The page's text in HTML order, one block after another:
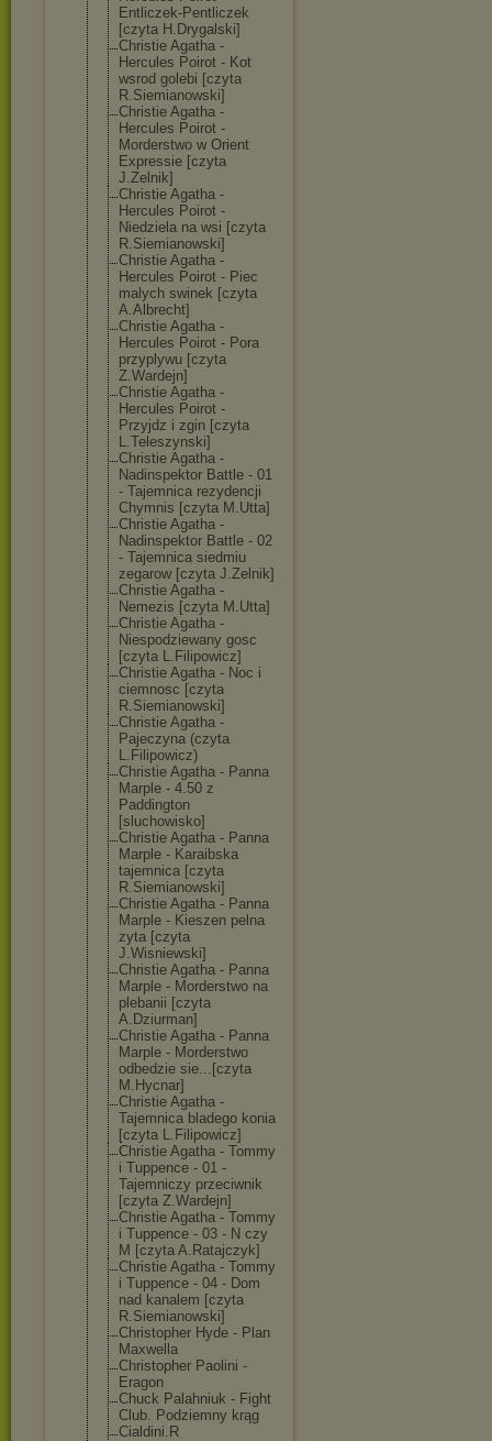
Entliczek-Pent liczek
[czyta H.Drygalski]
Christie Agatha -
Hercules Poirot - Kot
wsrod golebi [czyta
R.Siemianowski]
Christie Agatha -
Hercules Poirot -
Morderstwo w Orient
Expressie [czyta
J.Zelnik]
Christie Agatha -
Hercules Poirot -
Niedziela na wsi [czyta
R.Siemianowski]
Christie Agatha -
Hercules Poirot - Piec
malych swinek [czyta
A.Albrecht]
Christie Agatha -
Hercules Poirot - Pora
przyplywu [czyta
Z.Wardejn]
Christie Agatha -
Hercules Poirot -
Przyjdz i zgin [czyta
L.Teleszynski]
Christie Agatha -
Nadinspektor Battle - 01
- Tajemnica rezydencji
Chymnis [czyta M.Utta]
Christie Agatha -
Nadinspektor Battle - 02
- Tajemnica siedmiu
zegarow [czyta J.Zelnik]
Christie Agatha -
Nemezis [czyta M.Utta]
Christie Agatha -
Niespodziewany gosc
[czyta L.Filipowicz]
Christie Agatha - Noc i
ciemnosc [czyta
R.Siemianowski]
Christie Agatha -
Pajeczyna (czyta
L.Filipowicz)
Christie Agatha - Panna
Marple - 4.50 z
Paddington
[sluchowisko]
Christie Agatha - Panna
Marple - Karaibska
tajemnica [czyta
R.Siemianowski]
Christie Agatha - Panna
Marple - Kieszen pelna
zyta [czyta
J.Wisniewski]
Christie Agatha - Panna
Marple - Morderstwo na
plebanii [czyta
A.Dziurman]
Christie Agatha - Panna
Marple - Morderstwo
odbedzie sie...[czyta
M.Hycnar]
Christie Agatha -
Tajemnica bladego konia
[czyta L.Filipowicz]
Christie Agatha - Tommy
i Tuppence - 01 -
Tajemniczy przeciwnik
[czyta Z.Wardejn]
Christie Agatha - Tommy
i Tuppence - 03 - N czy
M [czyta A.Ratajczyk]
Christie Agatha - Tommy
i Tuppence - 04 - Dom
nad kanalem [czyta
R.Siemianowski]
Christopher Hyde - Plan
Maxwella
Christopher Paolini -
Eragon
Chuck Palahniuk - Fight
Club. Podziemny krąg
Cialdini.R